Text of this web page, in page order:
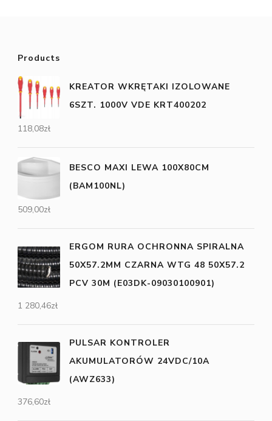
Products
KREATOR WKRĘTAKI IZOLOWANE
6SZT. 1000V VDE KRT400202
118,08zł
BESCO MAXI LEWA 100X80CM
(BAM100NL)
509,00zł
ERGOM RURA OCHRONNA SPIRALNA
50X57.2MM CZARNA WTG 48 50X57.2
PCV 30M (E03DK-09030100901)
1 280,46zł
PULSAR KONTROLER
AKUMULATORÓW 24VDC/10A
(AWZ633)
376,60zł